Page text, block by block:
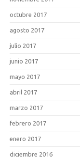
octubre 2017
agosto 2017
julio 2017
junio 2017
mayo 2017
abril 2017
marzo 2017
febrero 2017
enero 2017
diciembre 2016